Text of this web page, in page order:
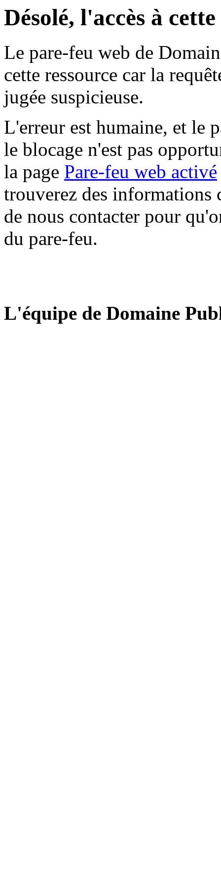
Désolé, l'accès à
Le pare-feu web de
cette ressource car la
jugée suspicieuse.
L'erreur est humaine, et le
le blocage n'est pas
la page Pare-feu web activé
trouverez des informations
de nous contacter pour
du pare-feu.
L'équipe de Domaine